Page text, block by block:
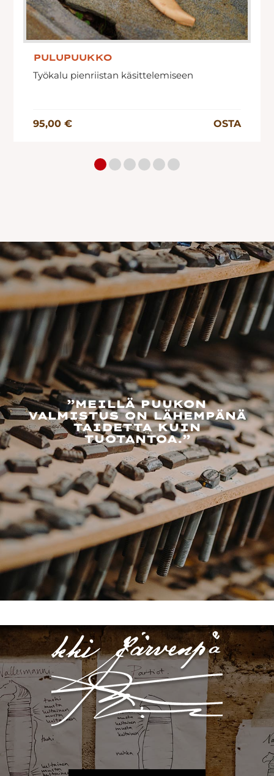
PULUPUUKKO
Työkalu pienriistan käsittelemiseen
95,00 € OSTA
”MEILLÄ PUUKON
VALMISTUS ON LÄHEMPÄNÄ
TAIDETTA KUIN
TUOTANTOA.”